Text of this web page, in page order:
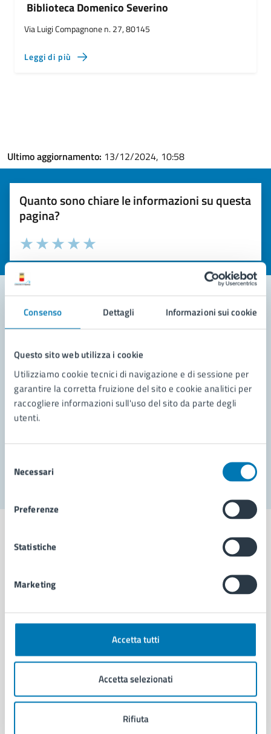
Consenso Dettagli Informazioni sui cookie
Questo sito web utilizza i cookie
Utilizziamo cookie tecnici di navigazione e di sessione per
garantire la corretta fruizione del sito e cookie analitici per
raccogliere informazioni sull'uso del sito da parte degli
utenti.
delNecessari
Preferenze
Statistiche
Marketing
Accetta tutti
Accetta selezionati
Rifiuta
Biblioteca Domenico Severino
Via Luigi Compagnone n. 27, 80145
Leggi di più
Ultimo aggiornamento: 13/12/2024, 10:58
Quanto sono chiare le informazioni su questa
pagina?
Valuta la chiarezza delle informazioni (da 1 a 5 stelle)
Seleziona il numero di stelle per valutare la chiarezza delle
Valuta 5 stelle su 5
Valuta 4 stelle su 5
Valuta 3 stelle su 5
Valuta 2 stelle su 5
Valuta 1 stelle su 5
Contatta il comune
Leggi le domande frequenti
Richiedi assistenza
Prenota appuntamento
Municipalità
Politici